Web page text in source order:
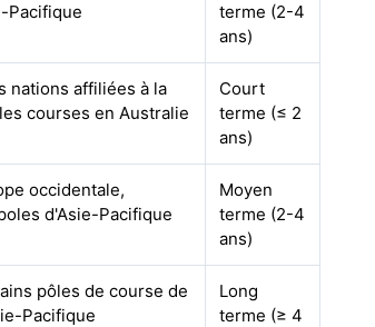
Pacifique
terme (2-4
ans)
nations affiliées à la
courses en Australie
Court
terme (≤ 2
ans)
occidentale,
d'Asie-Pacifique
Moyen
terme (2-4
ans)
pôles de course de
Pacifique
Long
terme (≥ 4